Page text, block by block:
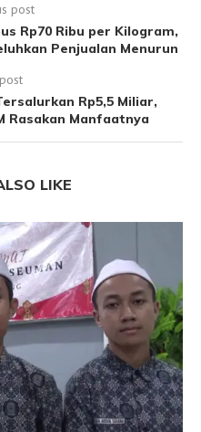
post
Rp70 Ribu per Kilogram,
Penjualan Menurun
Rp5,5 Miliar,
Rasakan Manfaatnya
LIKE